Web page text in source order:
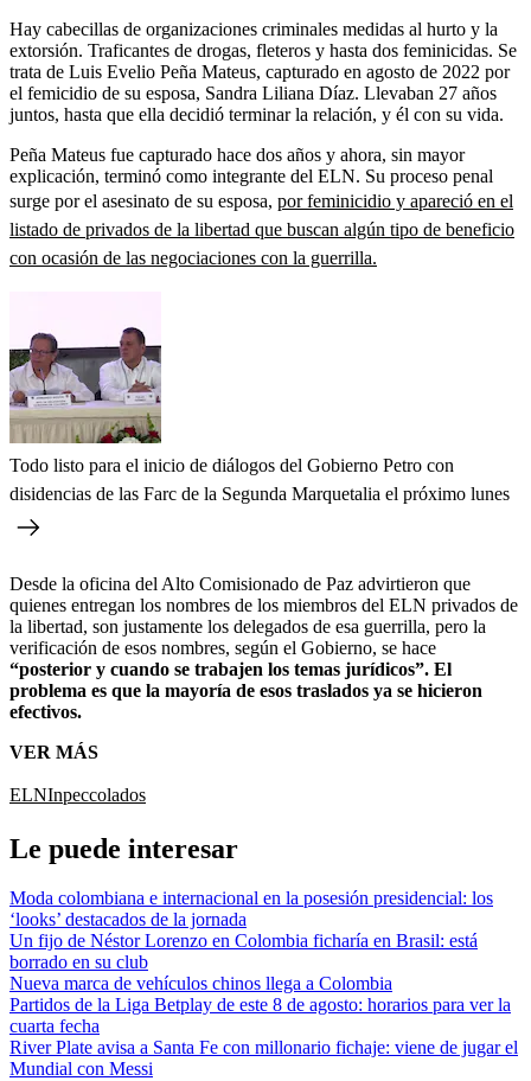
Hay cabecillas de organizaciones criminales medidas al hurto y la
extorsión. Traficantes de drogas, fleteros y hasta dos feminicidas. Se
trata de Luis Evelio Peña Mateus, capturado en agosto de 2022 por
el femicidio de su esposa, Sandra Liliana Díaz. Llevaban 27 años
juntos, hasta que ella decidió terminar la relación, y él con su vida.
Peña Mateus fue capturado hace dos años y ahora, sin mayor
explicación, terminó como integrante del ELN. Su proceso penal
surge por el asesinato de su esposa, por feminicidio y apareció en el
listado de privados de la libertad que buscan algún tipo de beneficio
con ocasión de las negociaciones con la guerrilla.
Todo listo para el inicio de diálogos del Gobierno Petro con
disidencias de las Farc de la Segunda Marquetalia el próximo lunes
Desde la oficina del Alto Comisionado de Paz advirtieron que
quienes entregan los nombres de los miembros del ELN privados de
la libertad, son justamente los delegados de esa guerrilla, pero la
verificación de esos nombres, según el Gobierno, se hace
“posterior y cuando se trabajen los temas jurídicos”. El
problema es que la mayoría de esos traslados ya se hicieron
efectivos.
VER MÁS
ELNInpeccolados
Le puede interesar
Moda colombiana e internacional en la posesión presidencial: los
‘looks’ destacados de la jornada
Un fijo de Néstor Lorenzo en Colombia ficharía en Brasil: está
borrado en su club
Nueva marca de vehículos chinos llega a Colombia
Partidos de la Liga Betplay de este 8 de agosto: horarios para ver la
cuarta fecha
River Plate avisa a Santa Fe con millonario fichaje: viene de jugar el
Mundial con Messi